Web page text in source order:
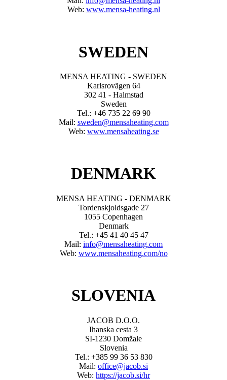
Web: www.mensa-heating.nl
SWEDEN
MENSA HEATING - SWEDEN
Karlsrovägen 64
302 41 - Halmstad
Sweden
Tel.: +46 735 22 69 90
Mail: sweden@mensaheating.com
Web: www.mensaheating.se
DENMARK
MENSA HEATING - DENMARK
Tordenskjoldsgade 27
1055 Copenhagen
Denmark
Tel.: +45 41 40 45 47
Mail: info@mensaheating.com
Web: www.mensaheating.com/no
SLOVENIA
JACOB D.O.O.
Ihanska cesta 3
SI-1230 Domžale
Slovenia
Tel.: +385 99 36 53 830
Mail: office@jacob.si
Web: https://jacob.si/hr